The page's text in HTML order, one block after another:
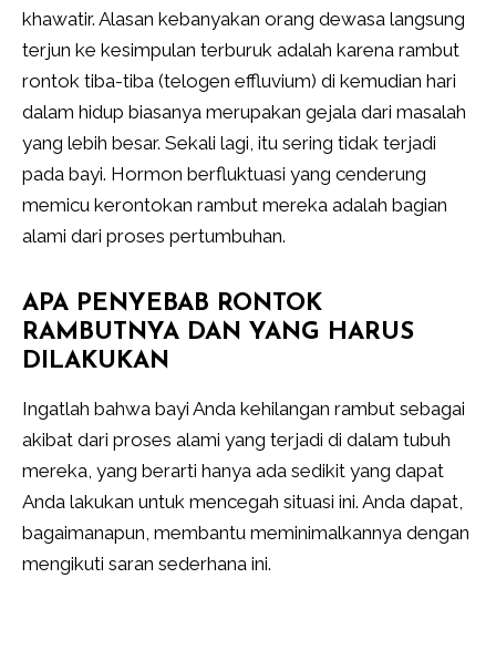
khawatir. Alasan kebanyakan orang dewasa langsung
terjun ke kesimpulan terburuk adalah karena rambut
rontok tiba-tiba (telogen effluvium) di kemudian hari
dalam hidup biasanya merupakan gejala dari masalah
yang lebih besar. Sekali lagi, itu sering tidak terjadi
pada bayi. Hormon berfluktuasi yang cenderung
memicu kerontokan rambut mereka adalah bagian
alami dari proses pertumbuhan.
APA PENYEBAB RONTOK
RAMBUTNYA DAN YANG HARUS
DILAKUKAN
Ingatlah bahwa bayi Anda kehilangan rambut sebagai
akibat dari proses alami yang terjadi di dalam tubuh
mereka, yang berarti hanya ada sedikit yang dapat
Anda lakukan untuk mencegah situasi ini. Anda dapat,
bagaimanapun, membantu meminimalkannya dengan
mengikuti saran sederhana ini.